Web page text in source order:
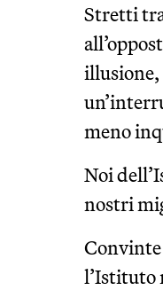
Stretti
illusione,
meno
Noi
nostri
Convinte
l’Istituto